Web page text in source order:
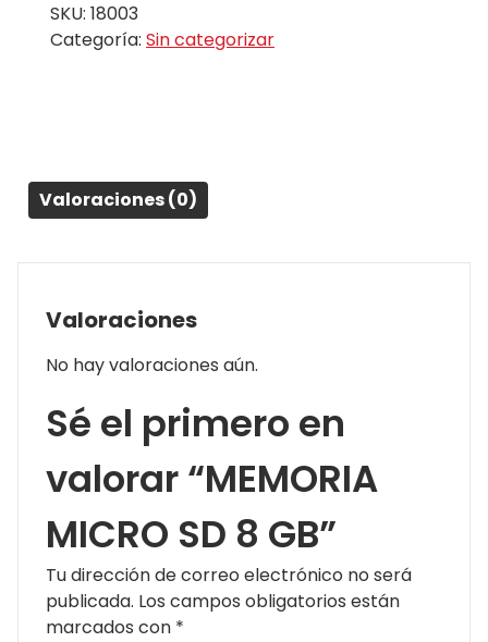
SKU: 18003
Categoría: Sin categorizar
Valoraciones (0)
Valoraciones
No hay valoraciones aún.
Sé el primero en
valorar “MEMORIA
MICRO SD 8 GB”
Tu dirección de correo electrónico no será
publicada. Los campos obligatorios están
marcados con *